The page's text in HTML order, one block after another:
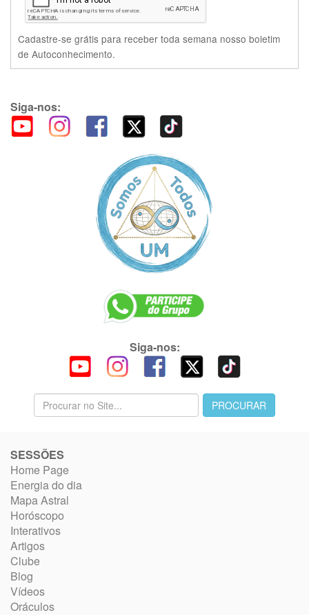
Cadastre-se grátis para receber toda semana nosso boletim
de Autoconhecimento.
Siga-nos:
Siga-nos:
SESSÕES
Home Page
Energia do dia
Mapa Astral
Horóscopo
Interativos
Artigos
Clube
Blog
Vídeos
Oráculos